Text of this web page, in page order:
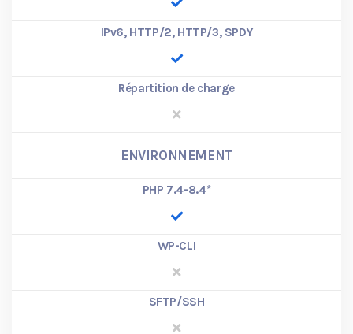
IPv6, HTTP/2, HTTP/3, SPDY
Répartition de charge
ENVIRONNEMENT
PHP 7.4-8.4*
WP-CLI
SFTP/SSH